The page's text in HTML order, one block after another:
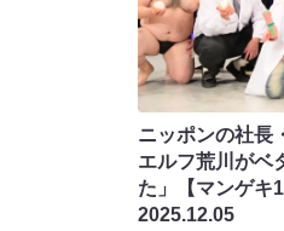
ニッポンの社長
エルフ荒川がベ
た」【マンゲキ
2025.12.05